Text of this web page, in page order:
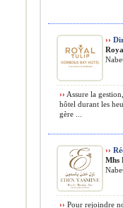
››
›› Assure la
hôtel durant les
gère ...
››
Mhs
›› Pour rejoindre